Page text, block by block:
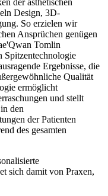
Design, 3D-
So erzielen wir
Ansprüchen genügen
Tomlin
Spitzentechnologie
Ergebnisse, die
Qualität
ermöglicht
und stellt
den
der Patienten
des gesamten
sich damit von Praxen,